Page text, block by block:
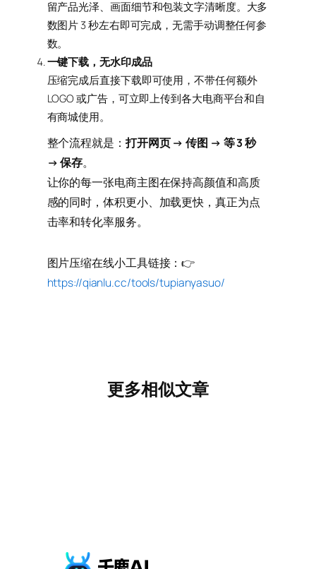
留产品光泽、画面细节和包装文字清晰度。大多
数图片 3 秒左右即可完成，无需手动调整任何参
数。
一键下载，无水印成品
压缩完成后直接下载即可使用，不带任何额外
LOGO 或广告，可立即上传到各大电商平台和自
有商城使用。
整个流程就是：打开网页 → 传图 → 等 3 秒
→ 保存。
让你的每一张电商主图在保持高颜值和高质
感的同时，体积更小、加载更快，真正为点
击率和转化率服务。
图片压缩在线小工具链接：👉
https://qianlu.cc/tools/tupianyasuo/
更多相似文章